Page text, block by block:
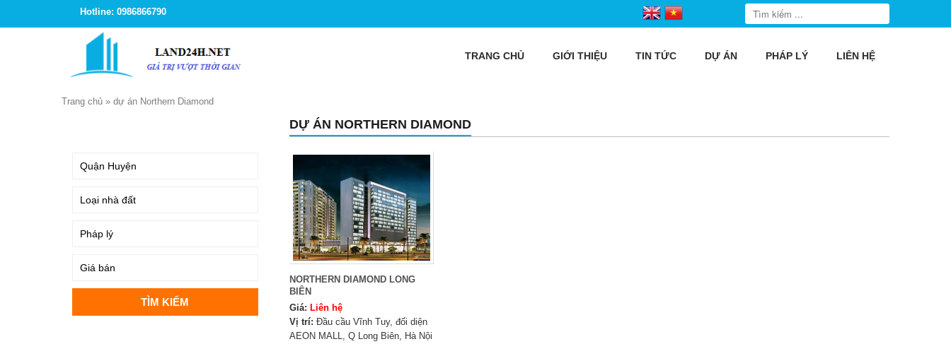
Hotline: 0986866790
TRANG CHỦ GIỚI THIỆU TIN TỨC DỰ ÁN PHÁP LÝ LIÊN HỆ
Trang chủ » dự án Northern Diamond
DỰ ÁN NORTHERN DIAMOND
NORTHERN DIAMOND LONG
BIÊN
Giá: Liên hệ
Vị trí: Đầu cầu Vĩnh Tuy, đối diện
AEON MALL, Q Long Biên, Hà Nội